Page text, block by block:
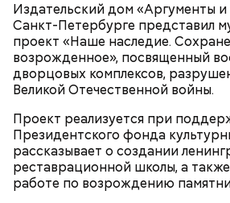
Издательский дом «Аргументы и
Санкт-Петербурге представил
проект «Наше наследие.
возрожденное», посвященный
дворцовых комплексов,
Великой Отечественной войны.
Проект реализуется при
Президентского фонда
рассказывает о создании
реставрационной школы, а
работе по возрождению
Ингредиенты: